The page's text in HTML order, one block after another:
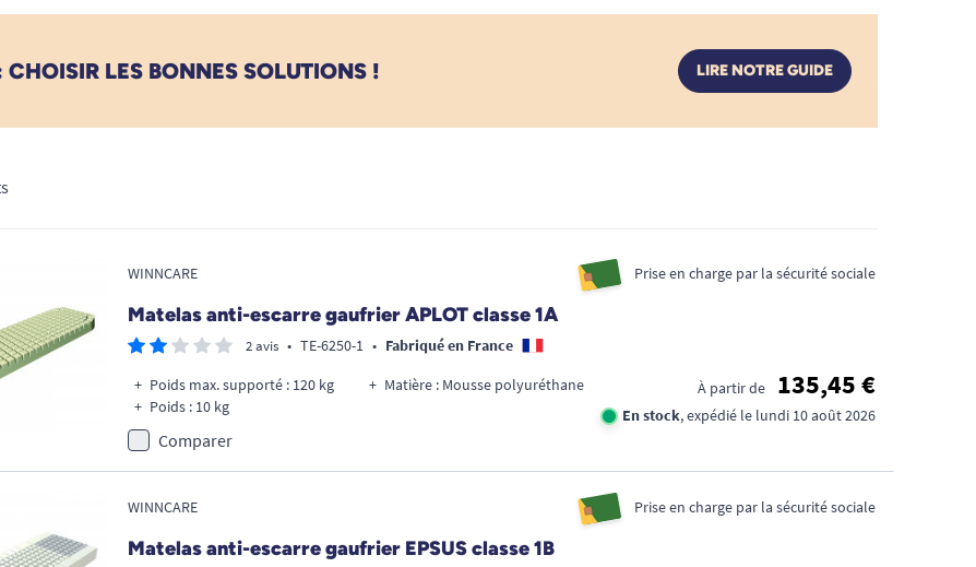
LES BONNES SOLUTIONS ! LIRE NOTRE GUIDE
WINNCARE Prise en charge par la sécurité sociale
Matelas anti-escarre gaufrier APLOT classe 1A
2 avis • TE-6250-1 • Fabriqué en France
Poids max. supporté : 120 kg
Poids : 10 kg
Matière : Mousse polyuréthane À partir de 135,45 €
En stock, expédié le lundi 10 août 2026
Comparer
WINNCARE Prise en charge par la sécurité sociale
Matelas anti-escarre gaufrier EPSUS classe 1B